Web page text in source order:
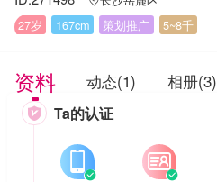
27岁
167cm 策划推广 5~8千
资料 动态(1) 相册(3)
 Ta的认证



